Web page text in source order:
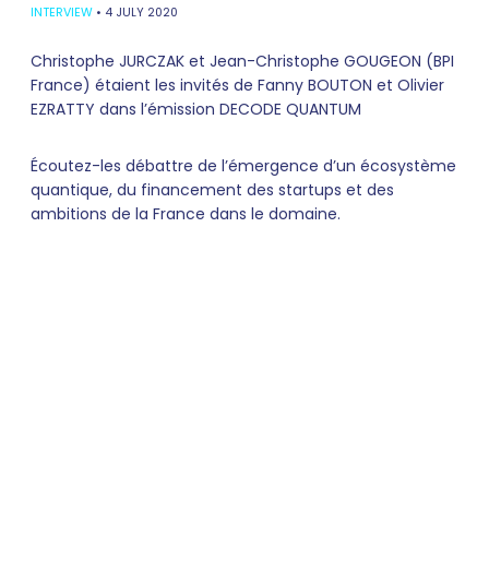
INTERVIEW • 4 JULY 2020
Christophe JURCZAK et Jean-Christophe GOUGEON (BPI
France) étaient les invités de Fanny BOUTON et Olivier
EZRATTY dans l’émission DECODE QUANTUM
Écoutez-les débattre de l’émergence d’un écosystème
quantique, du financement des startups et des
ambitions de la France dans le domaine.